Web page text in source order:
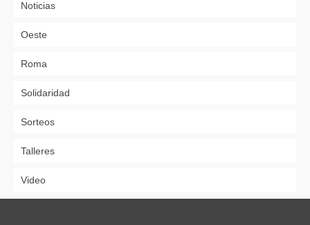
Noticias
Oeste
Roma
Solidaridad
Sorteos
Talleres
Video